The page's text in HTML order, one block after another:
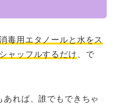
毒用エタノールと水をス
ャッフルするだけ 、で
れば、誰でもできちゃ